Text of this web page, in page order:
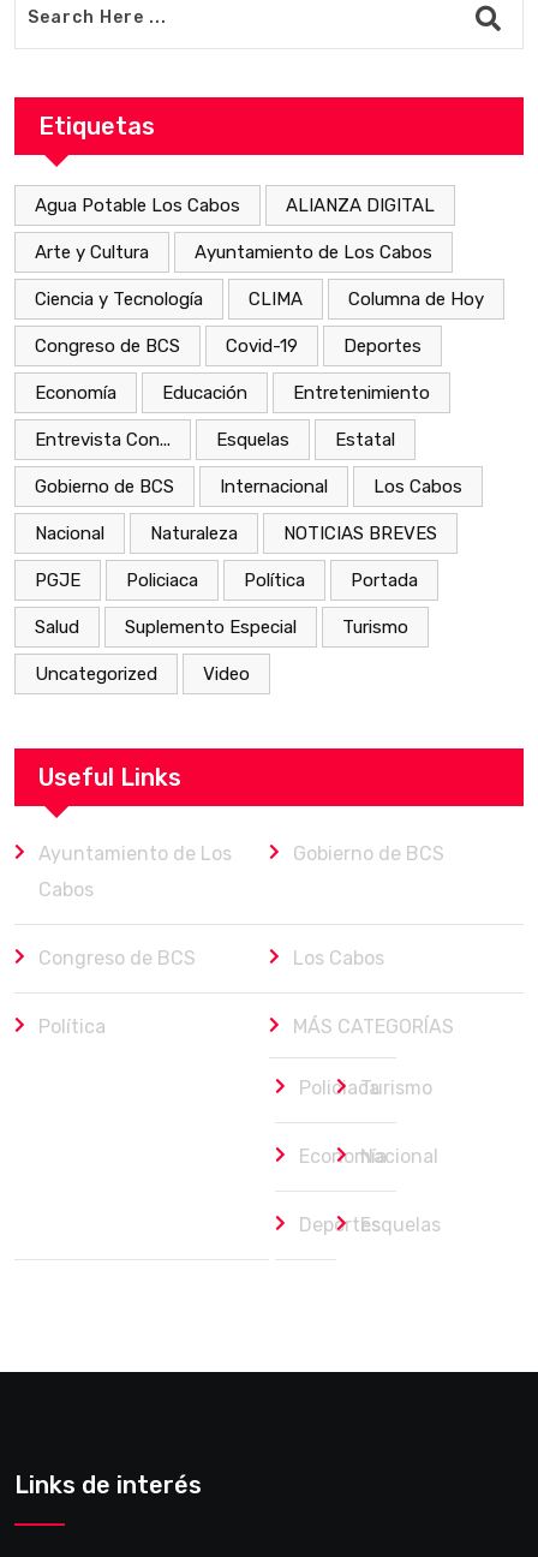
Etiquetas
Agua Potable Los Cabos ALIANZA DIGITAL
Arte y Cultura Ayuntamiento de Los Cabos
Ciencia y Tecnología CLIMA Columna de Hoy
Congreso de BCS Covid-19 Deportes
Economía Educación Entretenimiento
Entrevista Con... Esquelas Estatal
Gobierno de BCS Internacional Los Cabos
Nacional Naturaleza NOTICIAS BREVES
PGJE Policiaca Política Portada
Salud Suplemento Especial Turismo
Uncategorized Video
Useful Links
Ayuntamiento de Los
Cabos
Gobierno de BCS
Congreso de BCS Los Cabos
Política MÁS CATEGORÍAS
PoliciacaTurismo
EconomíaNacional
DeportesEsquelas
Links de interés